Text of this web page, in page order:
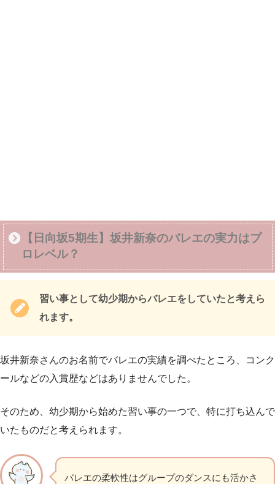
【日向坂5期生】坂井新奈のバレエの実力はプ
ロレベル？
習い事として幼少期からバレエをしていたと考えら
れます。
坂井新奈さんのお名前でバレエの実績を調べたところ、コンク
ールなどの入賞歴などはありませんでした。
そのため、幼少期から始めた習い事の一つで、特に打ち込んで
いたものだと考えられます。
バレエの柔軟性はグループのダンスにも活かさ